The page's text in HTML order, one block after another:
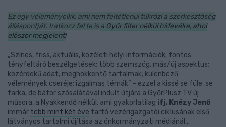
Ez egy véleménycikk, ami nem feltétlenül tükrözi a szerkesztőség
álláspontját. Iratkozz fel te is a Győr filter nélkül hírlevélre, ahol
először megjelent!
„Színes, friss, aktuális, közéleti helyi információk; fontos
tényfeltáró beszélgetések; több szemszög, más/új aspektus;
közérdekű adat; meghökkentő tartalmak; különböző
vélemények cseréje; izgalmas témák” – ezzel a kissé se füle, se
farka, de bátor szósalátával indult útjára a GyőrPlusz TV új
műsora, a Nyakkendő nélkül, ami gyakorlatilag ifj. Knézy Jenő
immár több mint két éve tartó vezérigazgatói ciklusának első
látványos tartalmi újítása az önkormányzati médiánál...